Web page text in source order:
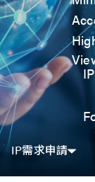
IP需求申請